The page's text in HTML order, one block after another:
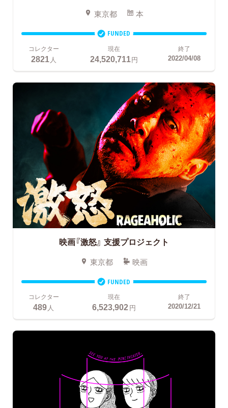
東京都 本
FUNDED
コレクター
2821 人
現在
24,520,711円
終了
2022/04/08
映画『激怒』 支援プロジェクト
東京都 映画
FUNDED
コレクター
489人
現在
6,523,902円
終了
2020/12/21